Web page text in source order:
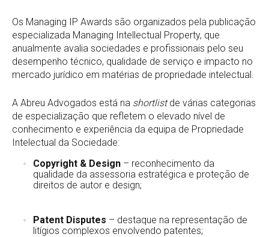
Os Managing IP Awards são organizados pela publicação
especializada Managing Intellectual Property, que
anualmente avalia sociedades e profissionais pelo seu
desempenho técnico, qualidade de serviço e impacto no
mercado jurídico em matérias de propriedade intelectual.
A Abreu Advogados está na shortlistde várias categorias
de especialização que refletem o elevado nível de
conhecimento e experiência da equipa de Propriedade
Intelectual da Sociedade:
Copyright & Design – reconhecimento da
qualidade da assessoria estratégica e proteção de
direitos de autor e design;
Patent Disputes – destaque na representação de
litígios complexos envolvendo patentes;